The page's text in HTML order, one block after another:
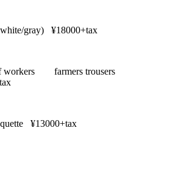
gray) ¥18000+tax
workers farmers trousers
¥13000+tax